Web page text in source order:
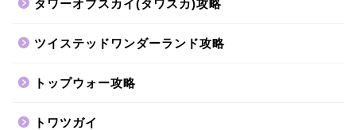
タワーオブスカイ(タワスカ)攻略
ツイステッドワンダーランド攻略
トップウォー攻略
トワツガイ